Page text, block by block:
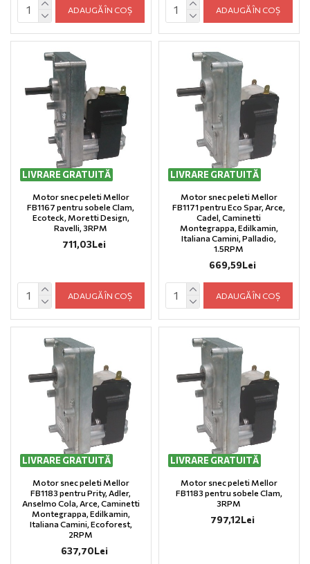
ADAUGĂ ÎN COȘ ADAUGĂ ÎN COȘ
LIVRARE GRATUITĂ
Motor snec peleti Mellor
FB1167 pentru sobele Clam,
Ecoteck, Moretti Design,
Ravelli, 3RPM
711,03Lei
ADAUGĂ ÎN COȘ
LIVRARE GRATUITĂ
Motor snec peleti Mellor
FB1171 pentru Eco Spar, Arce,
Cadel, Caminetti
Montegrappa, Edilkamin,
Italiana Camini, Palladio,
1.5RPM
669,59Lei
ADAUGĂ ÎN COȘ
LIVRARE GRATUITĂ
Motor snec peleti Mellor
FB1183 pentru Prity, Adler,
Anselmo Cola, Arce, Caminetti
Montegrappa, Edilkamin,
Italiana Camini, Ecoforest,
2RPM
637,70Lei
LIVRARE GRATUITĂ
Motor snec peleti Mellor
FB1183 pentru sobele Clam,
3RPM
797,12Lei